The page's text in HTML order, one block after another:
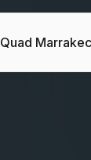
Quad